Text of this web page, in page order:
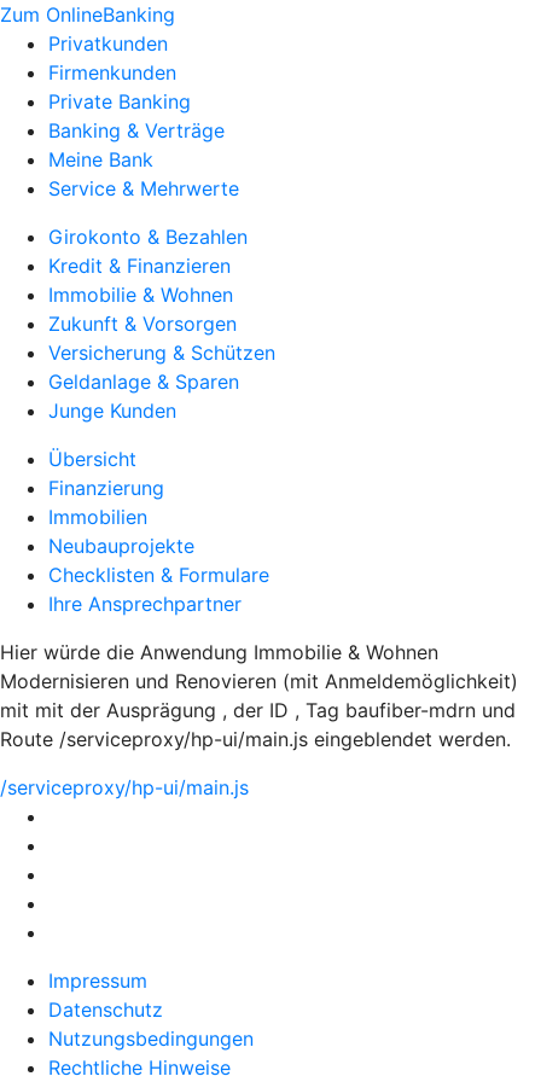
Zum OnlineBanking
Privatkunden
Firmenkunden
Private Banking
Banking & Verträge
Meine Bank
Service & Mehrwerte
Girokonto & Bezahlen
Kredit & Finanzieren
Immobilie & Wohnen
Zukunft & Vorsorgen
Versicherung & Schützen
Geldanlage & Sparen
Junge Kunden
Übersicht
Finanzierung
Immobilien
Neubauprojekte
Checklisten & Formulare
Ihre Ansprechpartner
Hier würde die Anwendung Immobilie & Wohnen
Modernisieren und Renovieren (mit Anmeldemöglichkeit)
mit mit der Ausprägung , der ID , Tag baufiber-mdrn und
Route /serviceproxy/hp-ui/main.js eingeblendet werden.
/serviceproxy/hp-ui/main.js
Impressum
Datenschutz
Nutzungsbedingungen
Rechtliche Hinweise